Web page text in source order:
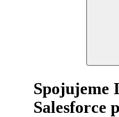
Spojujeme
Salesforce